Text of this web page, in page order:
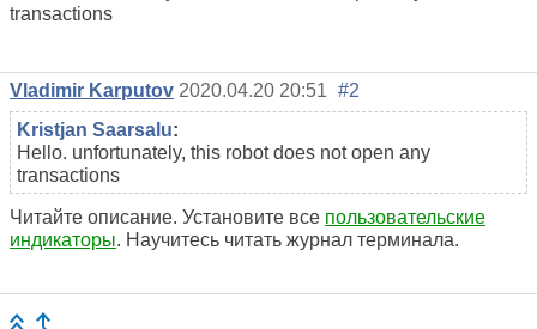
transactions
Vladimir Karputov 2020.04.20 20:51 #2
Kristjan Saarsalu:
Hello. unfortunately, this robot does not open any
transactions
Читайте описание. Установите все пользовательские
индикаторы. Научитесь читать журнал терминала.